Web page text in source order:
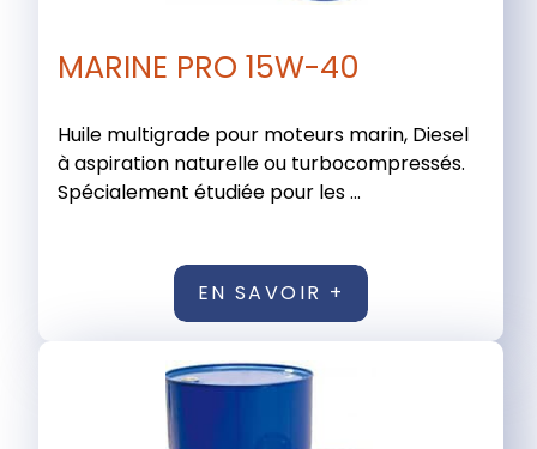
MARINE PRO 15W-40
Huile multigrade pour moteurs marin, Diesel
à aspiration naturelle ou turbocompressés.
Spécialement étudiée pour les ...
EN SAVOIR +